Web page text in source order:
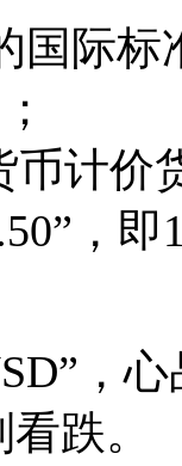
国际标
币计价
，即
，
跌。